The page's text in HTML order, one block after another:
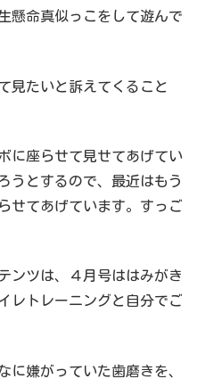
懸命真似っこをして遊んで
見たいと訴えてくること
に座らせて見せてあげてい
うとするので、最近はもう
せてあげています。すっご
ンツは、４月号ははみがき
レトレーニングと自分でご
に嫌がっていた歯磨きを、